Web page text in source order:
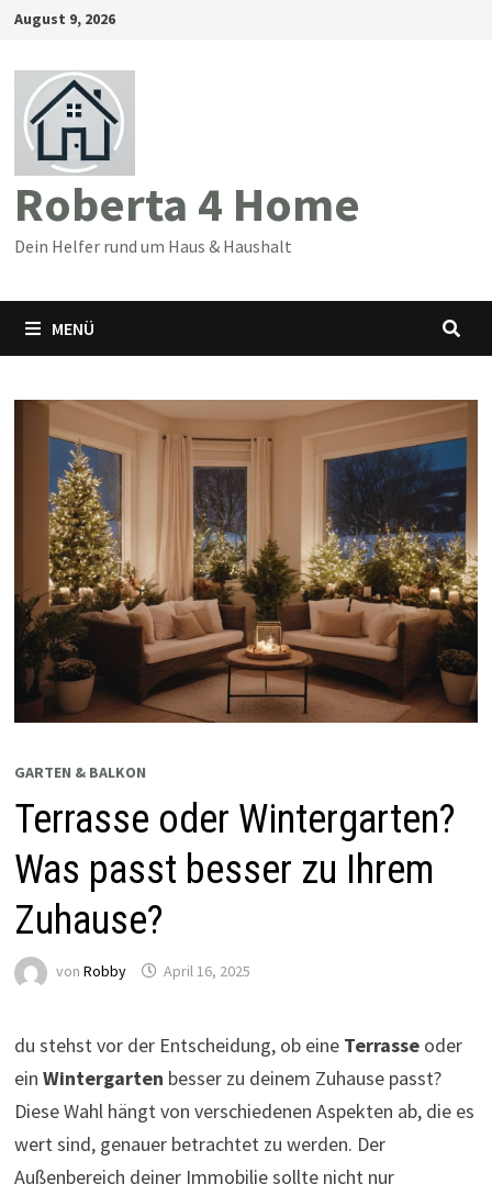
Zum
springen
August 9, 2026
Roberta 4 Home
Dein Helfer rund um Haus & Haushalt
MENÜ
GARTEN & BALKON
Terrasse oder Wintergarten?
Was passt besser zu Ihrem
Zuhause?
von Robby April 16, 2025
du stehst vor der Entscheidung, ob eine Terrasseoder
ein Wintergarten besser zu deinem Zuhause passt?
Diese Wahl hängt von verschiedenen Aspekten ab, die es
wert sind, genauer betrachtet zu werden. Der
Außenbereich deiner Immobilie sollte nicht nur